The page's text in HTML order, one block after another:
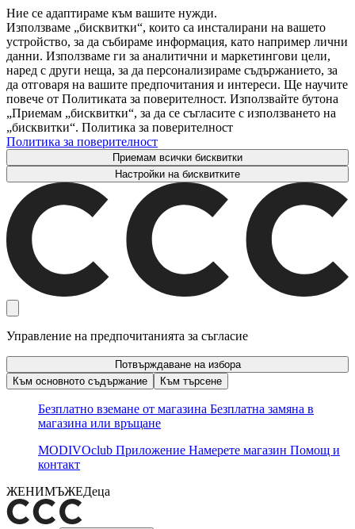
Ние се адаптираме към вашите нужди.
Използваме „бисквитки“, които са инсталирани на вашето
устройство, за да събираме информация, като например лични
данни. Използваме ги за аналитични и маркетингови цели,
наред с други неща, за да персонализираме съдържанието, за
да отговаря на вашите предпочитания и интереси. Ще научите
повече от Политиката за поверителност. Използвайте бутона
„Приемам „бисквитки“, за да се съгласите с използването на
„бисквитки“. Политика за поверителност
Политика за поверителност
Приемам всички бисквитки
Настройки на бисквитките
Управление на предпочитанията за съгласие
Потвърждаване на избора
Към основното съдържание
Към търсене
Безплатно вземане от магазина Безплатна замяна в
магазина или връщане
MODIVOclub Приложение Намерете магазин Помощ и
контакт
ЖЕНИМЪЖЕДеца